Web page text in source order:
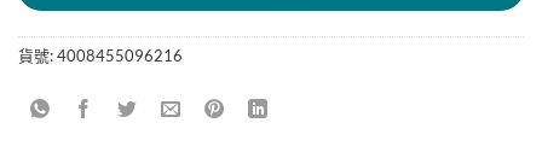
貨號:4008455096216